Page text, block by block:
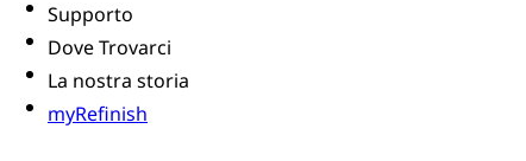
Supporto
Dove Trovarci
La nostra storia
myRefinish